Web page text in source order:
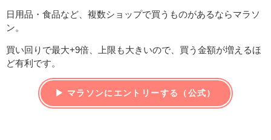
日用品・食品など、複数ショップで買うものがあるならマラソ
ン。
買い回りで最大+9倍、上限も大きいので、買う金額が増えるほ
ど有利です。
▶ マラソンにエントリーする（公式）